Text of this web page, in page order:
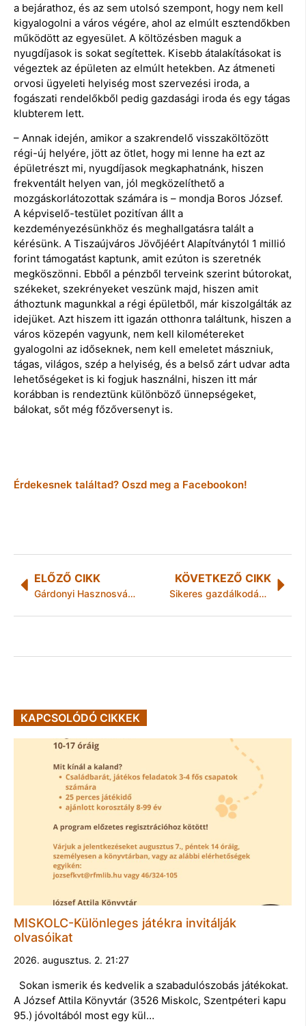
a bejárathoz, és az sem utolsó szempont, hogy nem kell
kigyalogolni a város végére, ahol az elmúlt esztendőkben
működött az egyesület. A költözésben maguk a
nyugdíjasok is sokat segítettek. Kisebb átalakításokat is
végeztek az épületen az elmúlt hetekben. Az átmeneti
orvosi ügyeleti helyiség most szervezési iroda, a
fogászati rendelőkből pedig gazdasági iroda és egy tágas
klubterem lett.
– Annak idején, amikor a szakrendelő visszaköltözött
régi-új helyére, jött az ötlet, hogy mi lenne ha ezt az
épületrészt mi, nyugdíjasok megkaphatnánk, hiszen
frekventált helyen van, jól megközelíthető a
mozgáskorlátozottak számára is – mondja Boros József.
A képviselő-testület pozitívan állt a
kezdeményezésünkhöz és meghallgatásra talált a
kérésünk. A Tiszaújváros Jövőjéért Alapítványtól 1 millió
forint támogatást kaptunk, amit ezúton is szeretnék
megköszönni. Ebből a pénzből terveink szerint bútorokat,
székeket, szekrényeket veszünk majd, hiszen amit
áthoztunk magunkkal a régi épületből, már kiszolgálták az
idejüket. Azt hiszem itt igazán otthonra találtunk, hiszen a
város közepén vagyunk, nem kell kilométereket
gyalogolni az időseknek, nem kell emeletet mászniuk,
tágas, világos, szép a helyiség, és a belső zárt udvar adta
lehetőségeket is ki fogjuk használni, hiszen itt már
korábban is rendeztünk különböző ünnepségeket,
bálokat, sőt még főzőversenyt is.
Érdekesnek találtad? Oszd meg a Facebookon!
ELŐZŐ CIKK
Gárdonyi Hasznosvásár
KÖVETKEZŐ CIKK
Sikeres gazdálkodás Tiszaújvárosban
KAPCSOLÓDÓ CIKKEK
MISKOLC-Különleges játékra invitálják
olvasóikat
2026. augusztus. 2. 21:27
Sokan ismerik és kedvelik a szabadulószobás játékokat.
A József Attila Könyvtár (3526 Miskolc, Szentpéteri kapu
95.) jóvoltából most egy kül…